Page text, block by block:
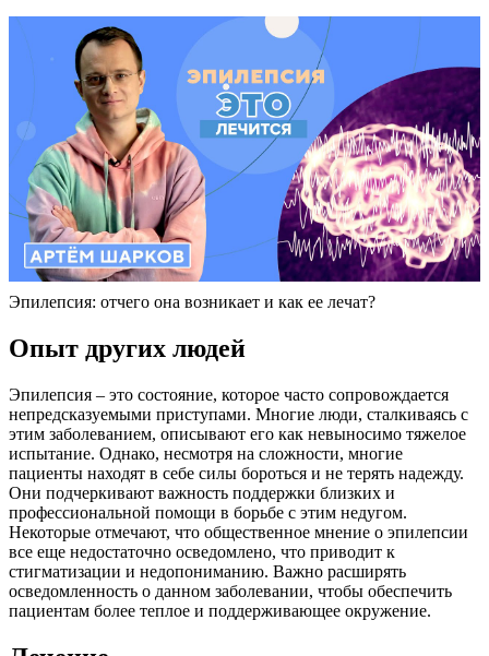
Эпилепсия: отчего она возникает и как ее лечат?
Опыт других людей
Эпилепсия – это состояние, которое часто сопровождается
непредсказуемыми приступами. Многие люди, сталкиваясь с
этим заболеванием, описывают его как невыносимо тяжелое
испытание. Однако, несмотря на сложности, многие
пациенты находят в себе силы бороться и не терять надежду.
Они подчеркивают важность поддержки близких и
профессиональной помощи в борьбе с этим недугом.
Некоторые отмечают, что общественное мнение о эпилепсии
все еще недостаточно осведомлено, что приводит к
стигматизации и недопониманию. Важно расширять
осведомленность о данном заболевании, чтобы обеспечить
пациентам более теплое и поддерживающее окружение.